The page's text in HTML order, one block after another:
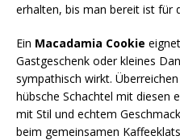
erhalten, bis man bereit ist für
Ein Macadamia Cookie
Gastgeschenk oder kleines
sympathisch wirkt.
hübsche Schachtel mit diesen
mit Stil und echtem
beim gemeinsamen